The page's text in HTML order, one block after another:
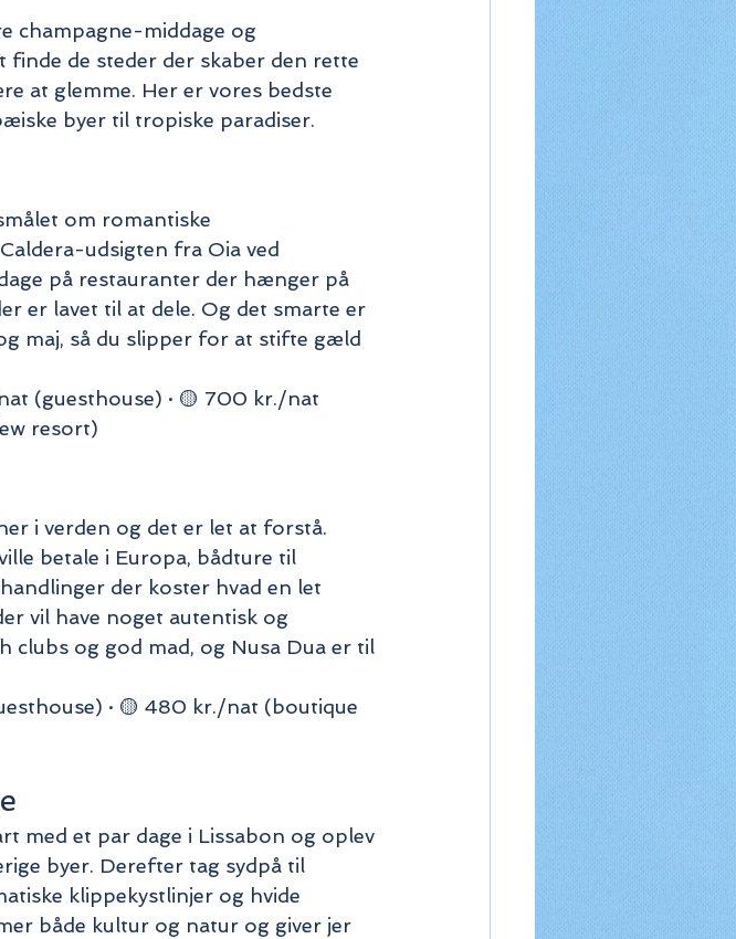
champagne-middage og
de steder der skaber den rette
at glemme. Her er vores bedste
byer til tropiske paradiser.
om romantiske
udsigten fra Oia ved
på restauranter der hænger på
er lavet til at dele. Og det smarte er
maj, så du slipper for at stifte gæld
(guesthouse) · 🟡 700 kr./nat
resort)
i verden og det er let at forstå.
betale i Europa, bådture til
der koster hvad en let
vil have noget autentisk og
clubs og god mad, og Nusa Dua er til
· 🟡 480 kr./nat (boutique
med et par dage i Lissabon og oplev
byer. Derefter tag sydpå til
klippekystlinjer og hvide
både kultur og natur og giver jer